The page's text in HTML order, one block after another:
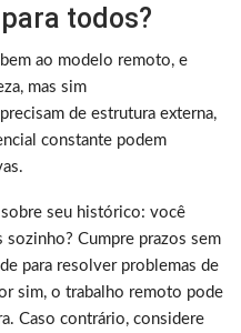
todos?
ao modelo remoto, e
mas sim
de estrutura externa,
constante podem
seu histórico: você
Cumpre prazos sem
para resolver problemas de
sim, o trabalho remoto pode
Caso contrário, considere